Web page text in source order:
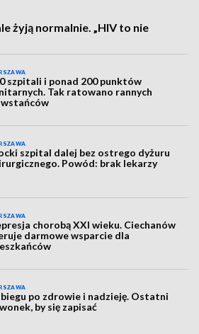
żyją normalnie. „HIV to nie
szpitali i ponad 200 punktów
Tak ratowano rannych
szpital dalej bez ostrego dyżuru
Powód: brak lekarzy
chorobą XXI wieku. Ciechanów
darmowe wsparcie dla
po zdrowie i nadzieję. Ostatni
by się zapisać